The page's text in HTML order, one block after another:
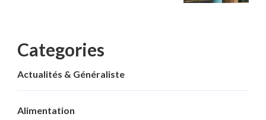
Categories
Actualités & Généraliste
Alimentation